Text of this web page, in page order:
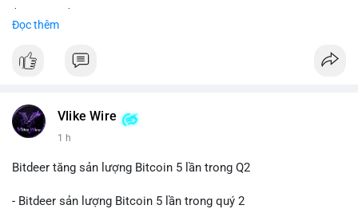
Đọc thêm
Vlike Wire
1 h
Bitdeer tăng sản lượng Bitcoin 5 lần trong Q2
- Bitdeer sản lượng Bitcoin 5 lần trong quý 2